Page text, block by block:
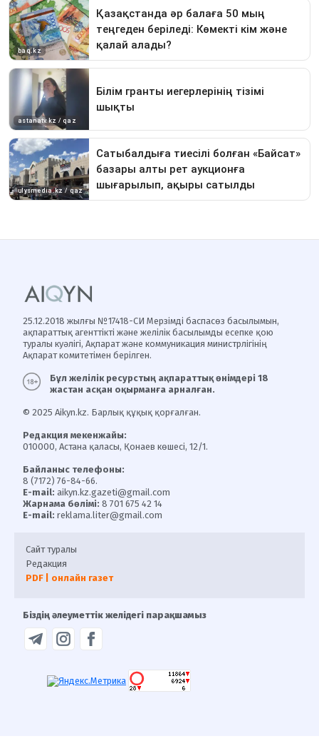
25.12.2018 жылғы №17418-СИ Мерзімді баспасөз басылымын,
ақпараттық агенттікті және желілік басылымды есепке қою
туралы куәлігі, Ақпарат және коммуникация министрлігінің
Ақпарат комитетімен берілген.
Бұл желілік ресурстың ақпараттық өнімдері 18
жастан асқан оқырманға арналған.
© 2025 Aikyn.kz. Барлық құқық қорғалған.
Редакция мекенжайы:
010000, Астана қаласы, Қонаев көшесі, 12/1.
Байланыс телефоны:
8 (7172) 76-84-66.
E-mail: aikyn.kz.gazeti@gmail.com
Жарнама бөлімі: 8 701 675 42 14
E-mail: reklama.liter@gmail.com
Сайт туралы
Редакция
PDF | онлайн газет
Біздің әлеуметтік желідегі парақшамыз